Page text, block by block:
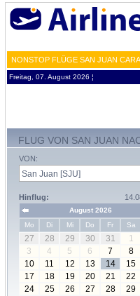
NONSTOP FLÜGE SAN JUAN
Freitag, 07. August 2026 ¦
FLUG VON SAN JUAN
VON:
Hinflug:
August 2026
Mo
Di Mi Do Fr Sa
27 28 29 30 31 1
3
4 5 6 7 8
10
11 12 13 14 15
17
18 19 20 21 22
24
25 26 27 28 29